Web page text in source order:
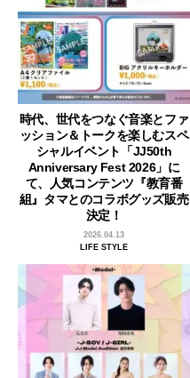
時代、世代をつなぐ音楽とファ
ッション＆トークを楽しむスペ
シャルイベント「JJ50th
Anniversary Fest 2026」に
て、人気コンテンツ『教育番
組』タマとのコラボグッズ販売
決定！
2026.04.13
LIFE STYLE